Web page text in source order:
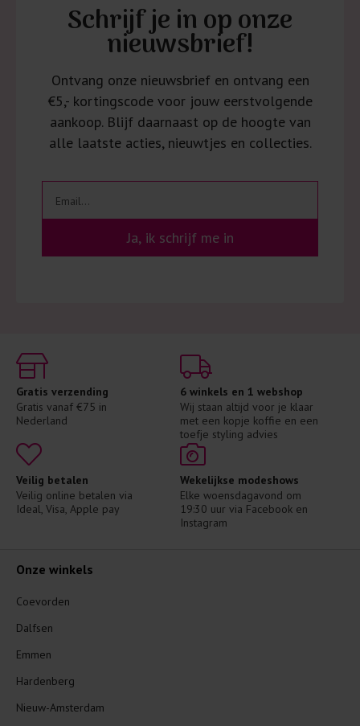
Schrijf je in op onze
nieuwsbrief!
Ontvang onze nieuwsbrief en ontvang een
€5,- kortingscode voor jouw eerstvolgende
aankoop. Blijf daarnaast op de hoogte van
alle laatste acties, nieuwtjes en collecties.
Ja, ik schrijf me in
Gratis verzending
Gratis vanaf €75 in
Nederland
6 winkels en 1 webshop
Wij staan altijd voor je klaar
met een kopje koffie en een
toefje styling advies
Veilig betalen
Veilig online betalen via
Ideal, Visa, Apple pay
Wekelijkse modeshows
Elke woensdagavond om
19:30 uur via Facebook en
Instagram
Onze winkels
Coevorden
Dalfsen
Emmen
Hardenberg
Nieuw-Amsterdam